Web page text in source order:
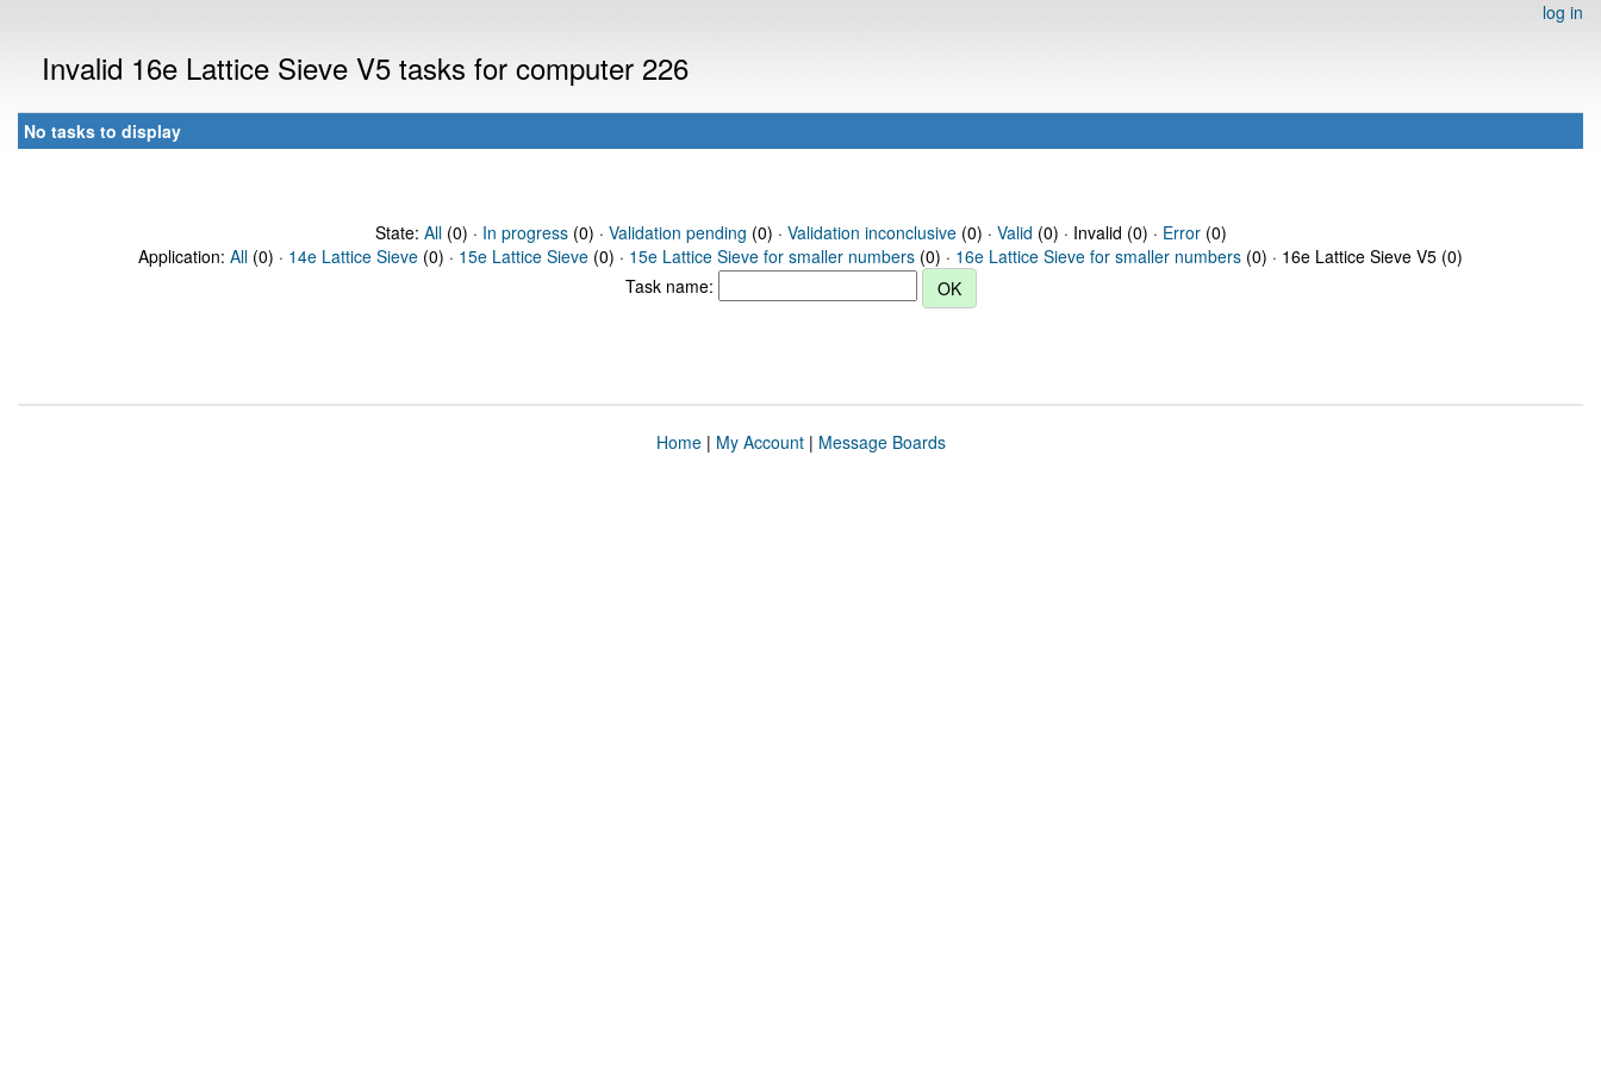
log in
Invalid 16e Lattice Sieve V5 tasks for computer 226
No tasks to display
State: All(0) · In progress(0) · Validation pending (0) · Validation inconclusive(0) · Valid (0) · Invalid (0) · Error(0)
Application: All (0) · 14e Lattice Sieve (0) · 15e Lattice Sieve (0) · 15e Lattice Sieve for smaller numbers (0) · 16e Lattice Sieve for smaller numbers (0) · 16e Lattice Sieve V5 (0)
Task name:
Home| My Account| Message Boards